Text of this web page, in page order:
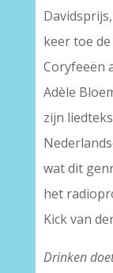
keer toe
Coryfeeën
Adèle
zijn
wat dit
het
Kick van
Drinken